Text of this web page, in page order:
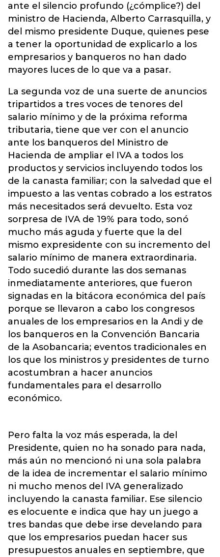
ante el silencio profundo (¿cómplice?) del
ministro de Hacienda, Alberto Carrasquilla, y
del mismo presidente Duque, quienes pese
a tener la oportunidad de explicarlo a los
empresarios y banqueros no han dado
mayores luces de lo que va a pasar.
La segunda voz de una suerte de anuncios
tripartidos a tres voces de tenores del
salario mínimo y de la próxima reforma
tributaria, tiene que ver con el anuncio
ante los banqueros del Ministro de
Hacienda de ampliar el IVA a todos los
productos y servicios incluyendo todos los
de la canasta familiar; con la salvedad que el
impuesto a las ventas cobrado a los estratos
más necesitados será devuelto. Esta voz
sorpresa de IVA de 19% para todo, sonó
mucho más aguda y fuerte que la del
mismo expresidente con su incremento del
salario mínimo de manera extraordinaria.
Todo sucedió durante las dos semanas
inmediatamente anteriores, que fueron
signadas en la bitácora económica del país
porque se llevaron a cabo los congresos
anuales de los empresarios en la Andi y de
los banqueros en la Convención Bancaria
de la Asobancaria; eventos tradicionales en
los que los ministros y presidentes de turno
acostumbran a hacer anuncios
fundamentales para el desarrollo
económico.
Pero falta la voz más esperada, la del
Presidente, quien no ha sonado para nada,
más aún no mencionó ni una sola palabra
de la idea de incrementar el salario mínimo
ni mucho menos del IVA generalizado
incluyendo la canasta familiar. Ese silencio
es elocuente e indica que hay un juego a
tres bandas que debe irse develando para
que los empresarios puedan hacer sus
presupuestos anuales en septiembre, que